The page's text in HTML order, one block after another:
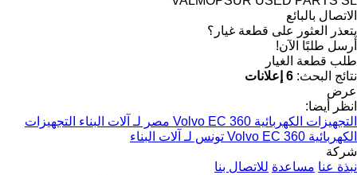
الاتصال بالبائع
يتعذر العثور على قطعة غيار؟
أرسل طلبًا الآن!
طلب قطعة الغيار
نتائج البحث: 6 إعلانات
عرض
انظر أيضا:
التجهيزات الكهربائية Volvo EC 360 مصر لـ آلات البناء
التجهيزات
الكهربائية Volvo EC 360 تونس لـ آلات البناء
شركة
نبذة عنا مساعدة للاتصال بنا